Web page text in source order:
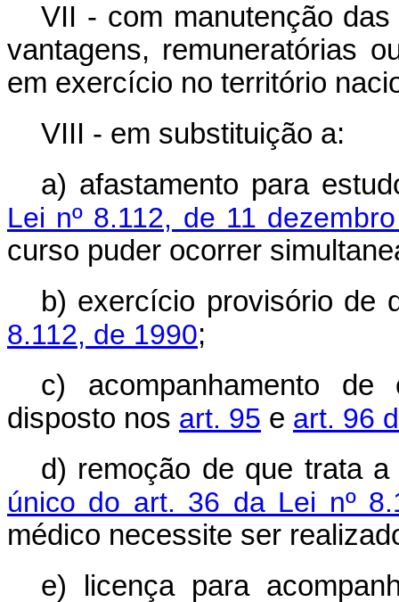
VII - com manutenção
vantagens, remuneratórias
em exercício no território
VIII - em substituição a:
a) afastamento para
Lei nº 8.112, de 11
curso puder ocorrer
b) exercício provisório de
8.112, de 1990;
c) acompanhamento
disposto nos art. 95 e art. 96
d) remoção de que trata
único do art. 36 da Lei nº
médico necessite ser
e) licença para